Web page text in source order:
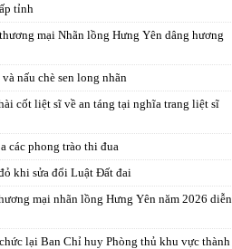
tỉnh
mại Nhãn lồng Hưng Yên dâng hương
nấu chè sen long nhãn
cốt liệt sĩ về an táng tại nghĩa trang liệt sĩ
các phong trào thi đua
khi sửa đổi Luật Đất đai
mại nhãn lồng Hưng Yên năm 2026 diễn
lại Ban Chỉ huy Phòng thủ khu vực thành